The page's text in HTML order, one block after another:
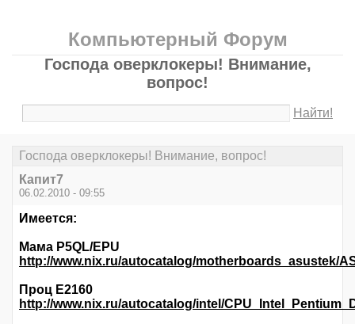
Компьютерный Форум
Господа оверклокеры! Внимание,
вопрос!
Найти!
Господа оверклокеры! Внимание, вопрос!
Капит7
06.02.2010 - 09:55
Имеется:
Мама P5QL/EPU
http://www.nix.ru/autocatalog/motherboards_asustek/
Проц E2160
http://www.nix.ru/autocatalog/intel/